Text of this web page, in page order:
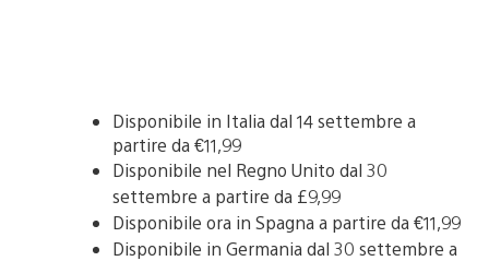
Disponibile in Italia dal 14 settembre a
partire da €11,99
Disponibile nel Regno Unito dal 30
settembre a partire da £9,99
Disponibile ora in Spagna a partire da €11,99
Disponibile in Germania dal 30 settembre a